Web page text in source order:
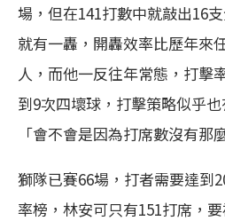
場，但在141打數中就敲出16
就有一轟，開轟效率比歷年來
人，而他一反往年常態，打擊
到9次四壞球，打擊策略似乎
「會不會是因為打席數沒有那
獅隊已賽66場，打者需要達到
率榜，林安可只有151打席，